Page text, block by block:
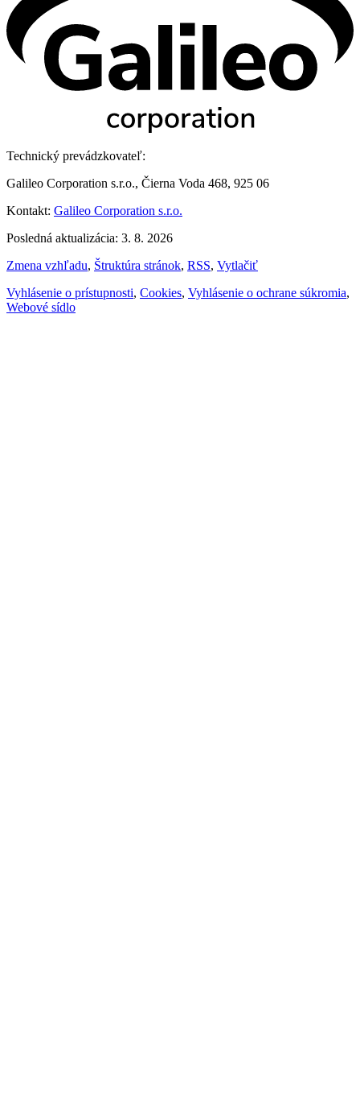
Technický prevádzkovateľ:
Galileo Corporation s.r.o., Čierna Voda 468, 925 06
Kontakt: Galileo Corporation s.r.o.
Posledná aktualizácia: 3. 8. 2026
Zmena vzhľadu, Štruktúra stránok, RSS, Vytlačiť
Vyhlásenie o prístupnosti, Cookies, Vyhlásenie o ochrane súkromia,
Webové sídlo